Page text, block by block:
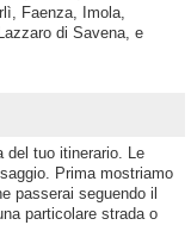
Faenza, Imola,
di Savena, e
del tuo itinerario. Le
Prima mostriamo
passerai seguendo il
particolare strada o